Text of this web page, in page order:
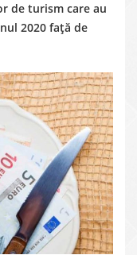
de turism care au
2020 față de